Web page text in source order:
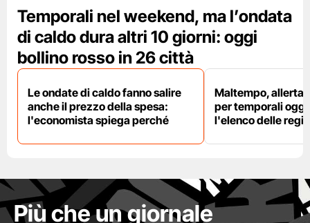
Temporali nel weekend, ma l’ondata
di caldo dura altri 10 giorni: oggi
bollino rosso in 26 città
Le ondate di caldo fanno salire
anche il prezzo della spesa:
l'economista spiega perché
Maltempo, allerta
per temporali oggi
l'elenco delle
Più che un giornale